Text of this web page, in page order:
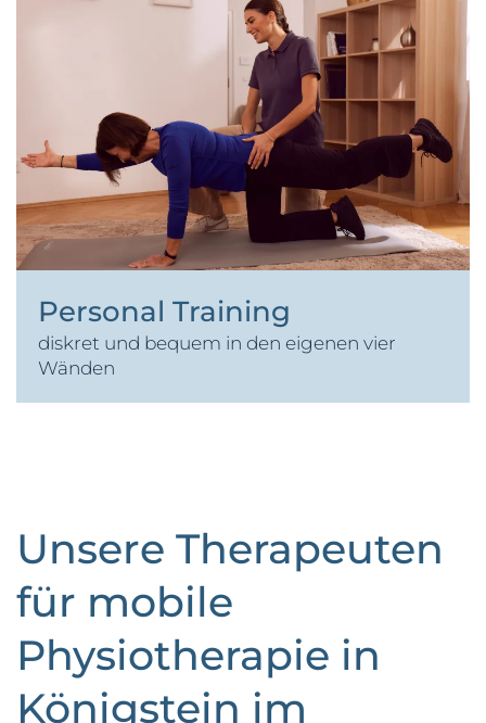
Personal Training
diskret und bequem in den eigenen vier
Wänden
Unsere Therapeuten
für mobile
Physiotherapie in
Königstein im